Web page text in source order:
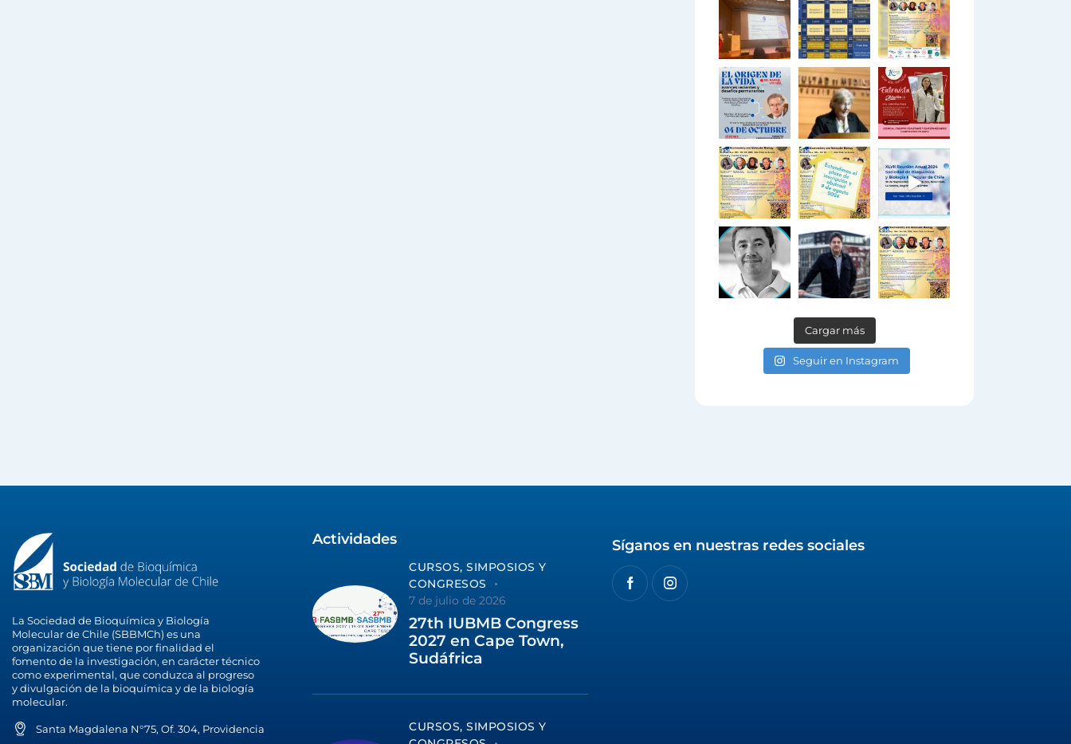
Cargar más
Seguir en Instagram
La Sociedad de Bioquímica y Biología
Molecular de Chile (SBBMCh) es una
organización que tiene por finalidad el
fomento de la investigación, en carácter técnico
como experimental, que conduzca al progreso
y divulgación de la bioquímica y de la biología
molecular.
Santa Magdalena N°75, Of. 304, Providencia
Actividades
CURSOS, SIMPOSIOS Y
CONGRESOS
7 de julio de 2026
27th IUBMB Congress
2027 en Cape Town,
Sudáfrica
CURSOS, SIMPOSIOS Y
Síganos en nuestras redes sociales